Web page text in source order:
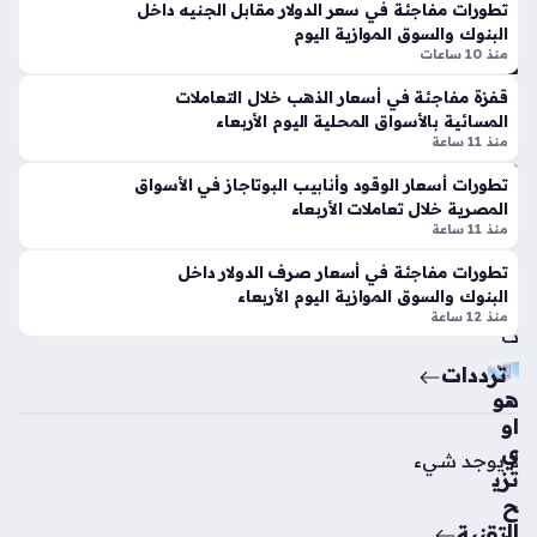
ويت
رق
ب
كلا
سي
كو
الأ
هل
ي
الم
رت
ق
ب
منذ
3
سا
عا
ت
تكل
فة
ط
ن
الد
قي
ق
منذ
سا
عا
ت
هو
او
ي
تزي
ح
ال
تطورات مفاجئة في سعر الدولار مقابل الجنيه داخل
البنوك والسوق الموازية اليوم
منذ 10 ساعات
قفزة مفاجئة في أسعار الذهب خلال التعاملات
المسائية بالأسواق المحلية اليوم الأربعاء
منذ 11 ساعة
تطورات أسعار الوقود وأنابيب البوتاجاز في الأسواق
المصرية خلال تعاملات الأربعاء
منذ 11 ساعة
تطورات مفاجئة في أسعار صرف الدولار داخل
البنوك والسوق الموازية اليوم الأربعاء
منذ 12 ساعة
ترددات
لا يوجد شيء